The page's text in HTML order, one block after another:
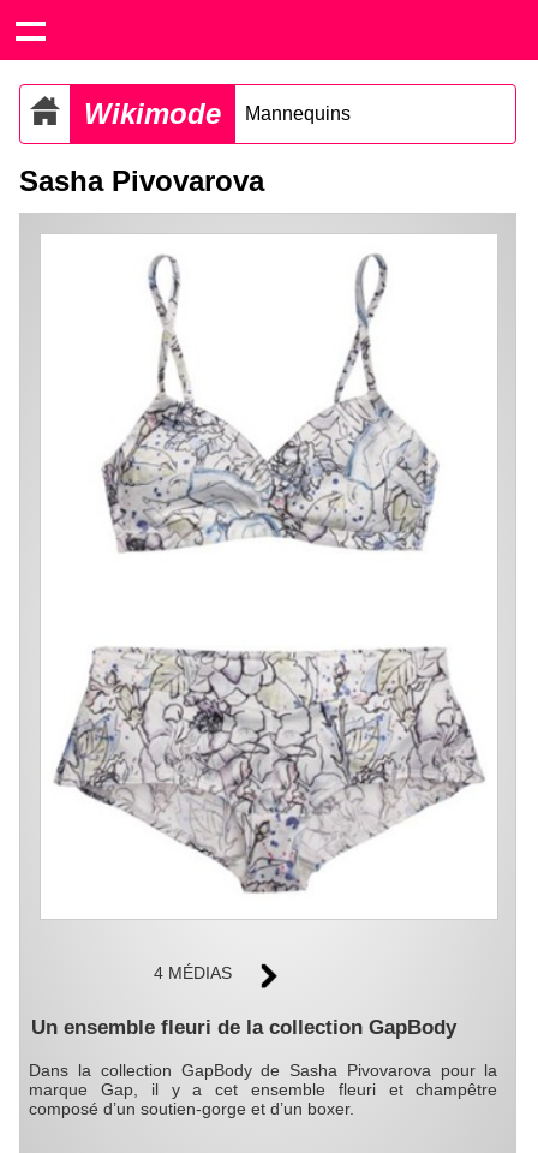
Wikimode Mannequins
Sasha Pivovarova
4 MÉDIAS
Un ensemble fleuri de la collection GapBody
Dans la collection GapBody de Sasha Pivovarova pour la
marque Gap, il y a cet ensemble fleuri et champêtre
composé d’un soutien-gorge et d’un boxer.